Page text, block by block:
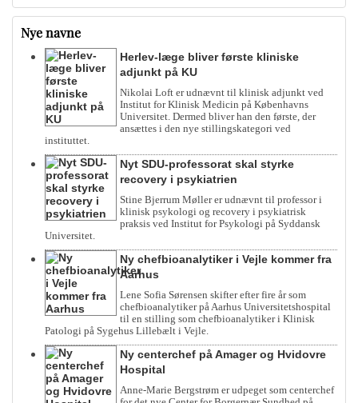
Nye navne
Herlev-læge bliver første kliniske
adjunkt på KU
Nikolai Loft er udnævnt til klinisk adjunkt ved
Institut for Klinisk Medicin på Københavns
Universitet. Dermed bliver han den første, der
ansættes i den nye stillingskategori ved
instituttet.
Nyt SDU-professorat skal styrke
recovery i psykiatrien
Stine Bjerrum Møller er udnævnt til professor i
klinisk psykologi og recovery i psykiatrisk
praksis ved Institut for Psykologi på Syddansk
Universitet.
Ny chefbioanalytiker i Vejle kommer fra
Aarhus
Lene Sofia Sørensen skifter efter fire år som
chefbioanalytiker på Aarhus Universitetshospital
til en stilling som chefbioanalytiker i Klinisk
Patologi på Sygehus Lillebælt i Vejle.
Ny centerchef på Amager og Hvidovre
Hospital
Anne-Marie Bergstrøm er udpeget som centerchef